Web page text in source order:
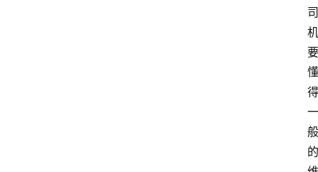
司
机
要
懂
得
一
般
的